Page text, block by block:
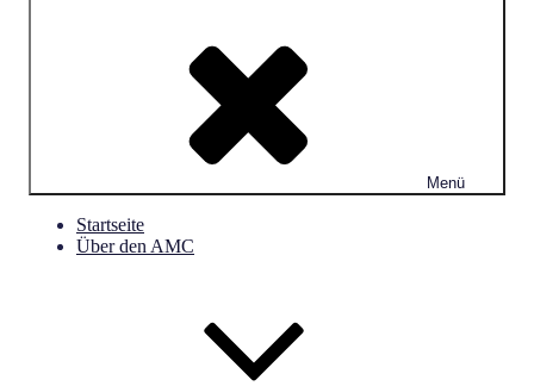
Menü
Startseite
Über den AMC